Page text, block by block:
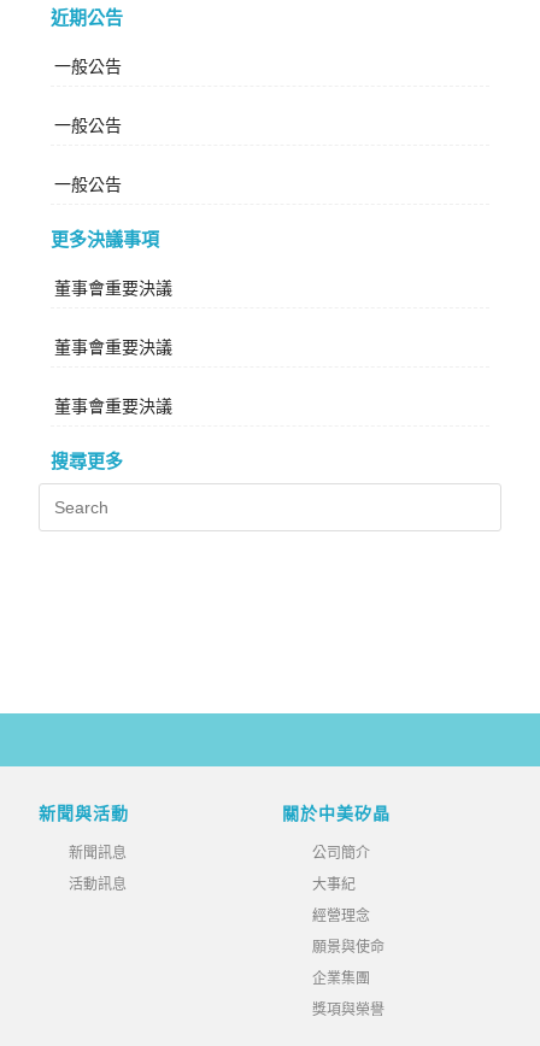
近期公告
一般公告
一般公告
一般公告
更多決議事項
董事會重要決議
董事會重要決議
董事會重要決議
搜尋更多
新聞與活動
新聞訊息
活動訊息
關於中美矽晶
公司簡介
大事紀
經營理念
願景與使命
企業集團
獎項與榮譽